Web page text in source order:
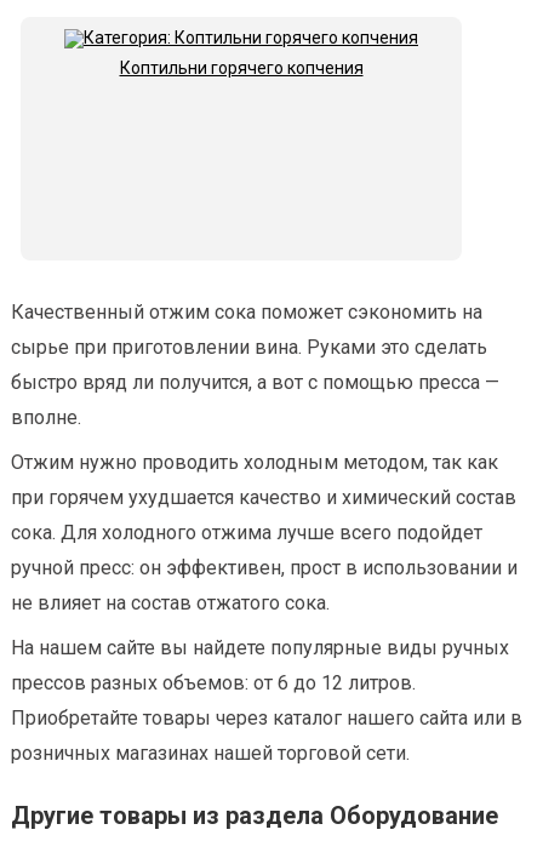
Коптильни горячего копчения
Качественный отжим сока поможет сэкономить на
сырье при приготовлении вина. Руками это сделать
быстро вряд ли получится, а вот с помощью пресса —
вполне.
Отжим нужно проводить холодным методом, так как
при горячем ухудшается качество и химический состав
сока. Для холодного отжима лучше всего подойдет
ручной пресс: он эффективен, прост в использовании и
не влияет на состав отжатого сока.
На нашем сайте вы найдете популярные виды ручных
прессов разных объемов: от 6 до 12 литров.
Приобретайте товары через каталог нашего сайта или в
розничных магазинах нашей торговой сети.
Другие товары из раздела Оборудование